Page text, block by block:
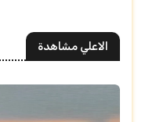
الاعلي مشاهدة